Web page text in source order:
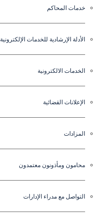
خدمات المحاكم
الأدلة الإرشادية للخدمات الإلكترونية
الخدمات الالكترونية
الإعلانات القضائية
المزادات
محامون ومأذونون معتمدون
التواصل مع مدراء الإدارات